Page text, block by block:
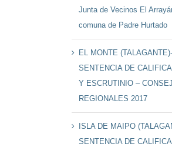
Junta de Vecinos El
comuna de Padre Hurtado
EL MONTE (TALAGANTE)-
SENTENCIA DE
Y ESCRUTINIO –
REGIONALES 2017
ISLA DE MAIPO
SENTENCIA DE